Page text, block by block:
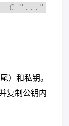
-C "..."
）和私钥。
复制公钥内